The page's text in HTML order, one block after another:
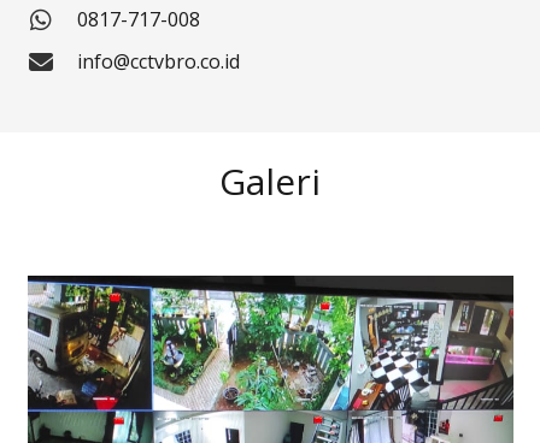
0817-717-008
info@cctvbro.co.id
Galeri